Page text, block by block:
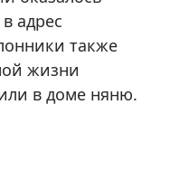
адрес
также
жизни
в доме няню.